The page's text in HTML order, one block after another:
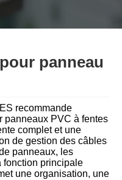
български
Қазақша
Slovenský jazyk
panneau
recommande
panneaux PVC à fentes
complet et une
de gestion des câbles
panneaux, les
fonction principale
une organisation, une